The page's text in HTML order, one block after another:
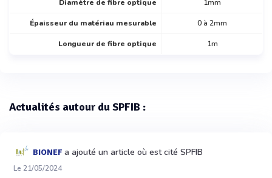
Diamètre de fibre optique 1mm
Épaisseur du matériau mesurable 0 à 2mm
Longueur de fibre optique 1m
Actualités autour du SPFIB :
BIONEF a ajouté un article où est cité SPFIB
Le 21/05/2024